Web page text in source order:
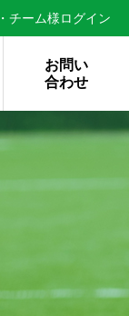
チーム様ログイン
お問い
合わせ